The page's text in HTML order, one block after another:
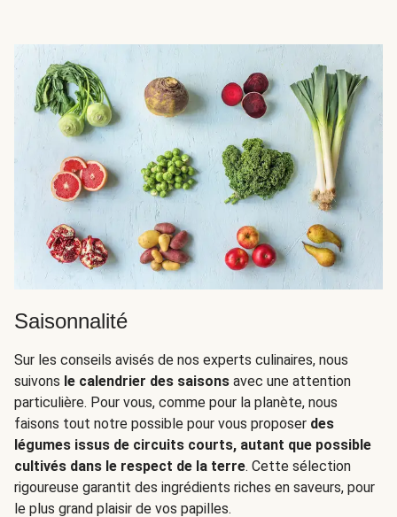
Saisonnalité
Sur les conseils avisés de nos experts culinaires, nous
suivons le calendrier des saisons avec une attention
particulière. Pour vous, comme pour la planète, nous
faisons tout notre possible pour vous proposer des
légumes issus de circuits courts, autant que possible
cultivés dans le respect de la terre. Cette sélection
rigoureuse garantit des ingrédients riches en saveurs, pour
le plus grand plaisir de vos papilles.